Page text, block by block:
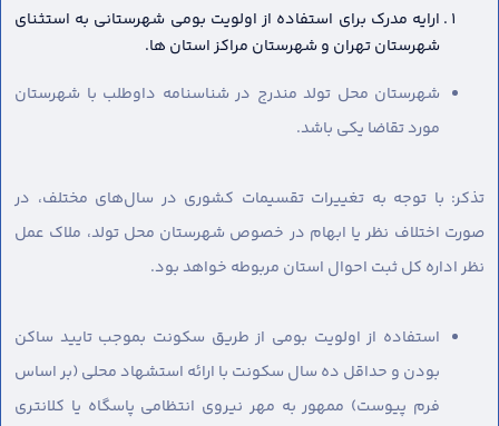
ارایه مدرک برای استفاده از اولویت بومی شهرستانی به استثنای
شهرستان تهران و شهرستان مراکز استان ها.
شهرستان محل تولد مندرج در شناسنامه داوطلب با شهرستان
مورد تقاضا یکی باشد.
تذکر: با توجه به تغییرات تقسیمات کشوری در سال‌های مختلف، در
صورت اختلاف نظر یا ابهام در خصوص شهرستان محل تولد، ملاک عمل
نظر اداره کل ثبت احوال استان مربوطه خواهد بود.
استفاده از اولویت بومی از طریق سکونت بموجب تایید ساکن
بودن و حداقل ده سال سکونت با ارائه استشهاد محلی (بر اساس
فرم پیوست) ممهور به مهر نیروی انتظامی پاسگاه یا کلانتری